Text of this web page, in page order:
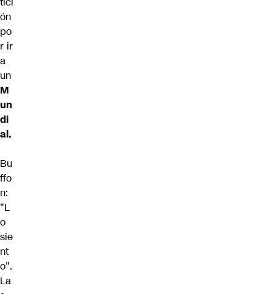
ón
po
r ir
a
un
M
un
di
al.
Bu
ffo
n:
"L
o
sie
nt
o".
La